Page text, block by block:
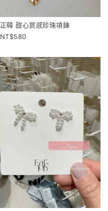
正韓 甜心質感珍珠項鍊
580